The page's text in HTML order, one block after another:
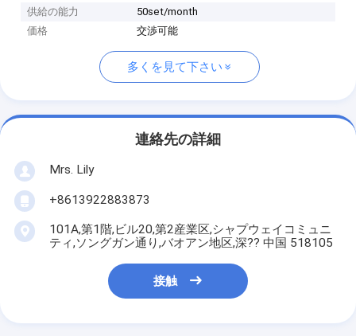
供給の能力
50set/month
価格
交渉可能
多くを見て下さい
連絡先の詳細
Mrs. Lily
+8613922883873
101A,第1階,ビル20,第2産業区,シャプウェイコミュニ
ティ,ソングガン通り,バオアン地区,深?? 中国 518105
接触